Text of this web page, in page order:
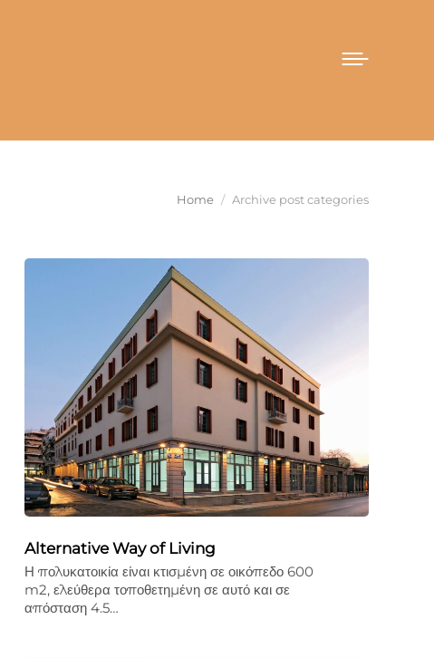
You are here:
Home Archive post categories
Alternative Way of Living
Η πολυκατοικία είναι κτισμένη σε οικόπεδο 600
m2, ελεύθερα τοποθετημένη σε αυτό και σε
απόσταση 4.5…